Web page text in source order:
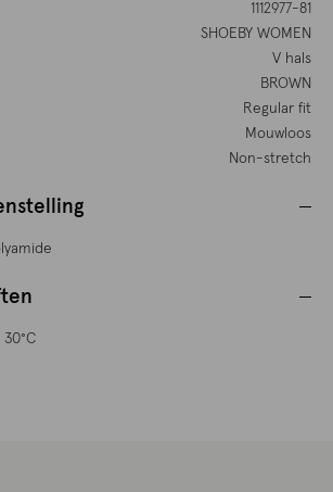
1112977-81
SHOEBY WOMEN
V hals
BROWN
Regular fit
Mouwloos
Non-stretch